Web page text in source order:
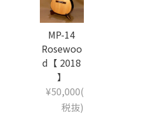
MP-14
Rosewoo
d【 2018
】
¥50,000(
税抜)